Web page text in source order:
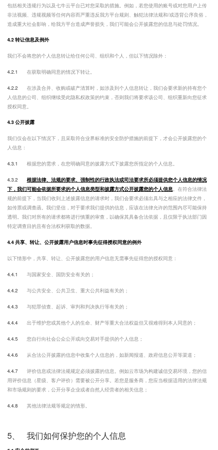
包括相关违规行为以及七牛云平台已对您采取的措施。例如，若您使用的账号或对您用户上传
非法视频、违规视频等任何内容而严重违反我方平台规则、触犯法律法规和/或违背公序良俗，
造成重大社会影响，给我方平台造成声誉损失，我们可能会公开披露您的信息与处罚情况。
4.2 转让信息及例外
我们不会将您的个人信息转让给任何公司、组织和个人，但以下情况除外：
4.2.1 在获取明确同意的情况下转让。
4.2.2
在涉及合并、收购或破产清算时，如涉及到个人信息转让，我们会要求新的持有您个
人信息的公司、组织继续受此隐私权政策的约束，否则我们将要求该公司、组织重新向您征求
授权同意。
4.3 公开披露
我们仅会在以下情况下，且采取符合业界标准的安全防护措施的前提下，才会公开披露您的个
人信息：
4.3.1 根据您的需求，在您明确同意的披露方式下披露您所指定的个人信息。
4.3.2
根据法律、法规的要求、强制性的行政执法或司法要求所必须提供您个人信息的情况
下，我们可能会依据所要求的个人信息类型和披露方式公开披露您的个人信息。在符合法律法
规的前提下，当我们收到上述披露信息的请求时，我们会要求必须出具与之相应的法律文件，
如传票或调查函。我们坚信，对于要求我们提供的信息，应该在法律允许的范围内尽可能保持
透明。我们对所有的请求都将进行慎重的审查，以确保其具备合法依据，且仅限于执法部门因
特定调查目的且有合法权利获取的数据。
4.4 共享、转让、公开披露用户信息时事先征得授权同意的例外
以下情形中，共享、转让、公开披露您的用户信息无需事先征得您的授权同意：
4.4.1 与国家安全、国防安全有关的；
4.4.2 与公共安全、公共卫生、重大公共利益有关的；
4.4.3 与犯罪侦查、起诉、审判和判决执行等有关的；
4.4.4 出于维护您或其他个人的生命、财产等重大合法权益但又很难得到本人同意的；
4.4.5 您自行向社会公众公开或向交易对手提供的个人信息；
4.4.6 从合法公开披露的信息中收集个人信息的，如新闻报道、政府信息公开等渠道；
4.4.7
评价信息或法律法规规定必须披露的信息。例如云市场为构建诚信交易环境，您的信
用评价信息（星级、客户评价）需要被公开分享。若您是服务商，您应当根据适用的法律法规
和市场规则的要求，公开分享企业或者自然人经营者的相关信息；
4.4.8 其他法律法规等规定的情形。
5、 我们如何保护您的个人信息